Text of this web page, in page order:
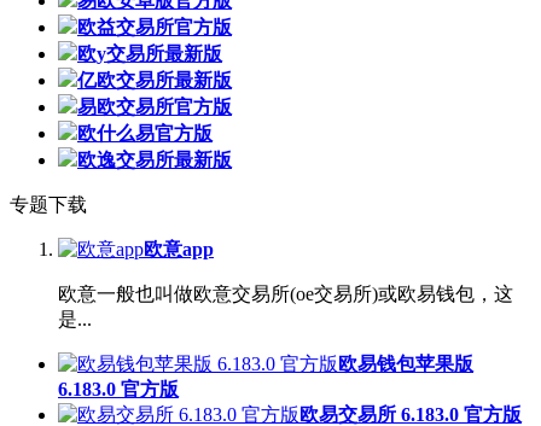
欧益交易所官方版
欧y交易所最新版
亿欧交易所最新版
易欧交易所官方版
欧什么易官方版
欧逸交易所最新版
专题下载
欧意app
欧意一般也叫做欧意交易所(oe交易所)或欧易钱包，这
是...
欧易钱包苹果版
6.183.0 官方版
欧易交易所 6.183.0 官方版